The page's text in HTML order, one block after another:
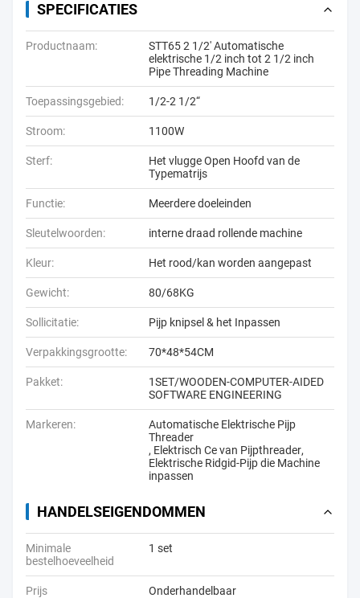
SPECIFICATIES
Productnaam:
STT65 2 1/2' Automatische
elektrische 1/2 inch tot 2 1/2 inch
Pipe Threading Machine
Toepassingsgebied: 1/2-2 1/2“
Stroom: 1100W
Sterf:
Het vlugge Open Hoofd van de
Typematrijs
Functie: Meerdere doeleinden
Sleutelwoorden: interne draad rollende machine
Kleur: Het rood/kan worden aangepast
Gewicht: 80/68KG
Sollicitatie: Pijp knipsel & het Inpassen
Verpakkingsgrootte: 70*48*54CM
Pakket:
1SET/WOODEN-COMPUTER-AIDED
SOFTWARE ENGINEERING
Markeren:
Automatische Elektrische Pijp
Threader
, Elektrisch Ce van Pijpthreader,
Elektrische Ridgid-Pijp die Machine
inpassen
HANDELSEIGENDOMMEN
Minimale
bestelhoeveelheid
1 set
Prijs Onderhandelbaar